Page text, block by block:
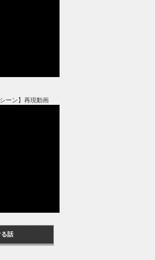
ーン】再現動画
る話